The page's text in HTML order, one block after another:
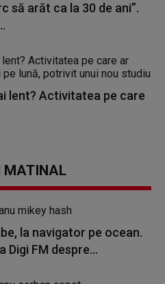
să arăt ca la 30 de ani”.
lent? Activitatea pe care
MATINAL
la navigator pe ocean.
Digi FM despre...